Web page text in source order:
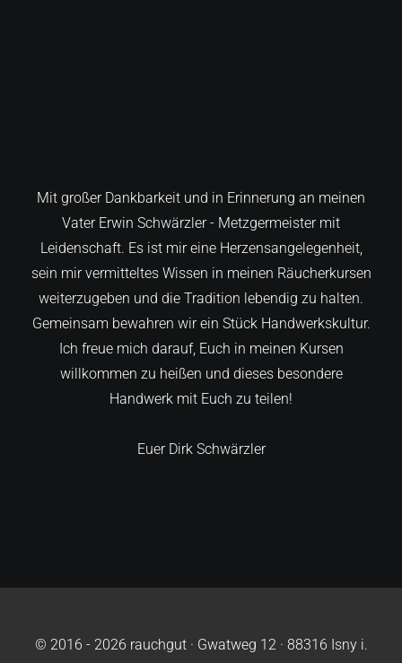
Mit großer Dankbarkeit und in Erinnerung an meinen
Vater Erwin Schwärzler - Metzgermeister mit
Leidenschaft. Es ist mir eine Herzensangelegenheit,
sein mir vermitteltes Wissen in meinen Räucherkursen
weiterzugeben und die Tradition lebendig zu halten.
Gemeinsam bewahren wir ein Stück Handwerkskultur.
Ich freue mich darauf, Euch in meinen Kursen
willkommen zu heißen und dieses besondere
Handwerk mit Euch zu teilen!
Euer Dirk Schwärzler
© 2016 - 2026 rauchgut · Gwatweg 12 · 88316 Isny i.